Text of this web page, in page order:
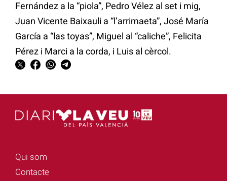
Fernández a la “piola”, Pedro Vélez al set i mig,
Juan Vicente Baixauli a “l’arrimaeta”, José María
García a “las toyas”, Miguel al “caliche”, Felicita
Pérez i Marci a la corda, i Luis al cèrcol.
Qui som
Contacte